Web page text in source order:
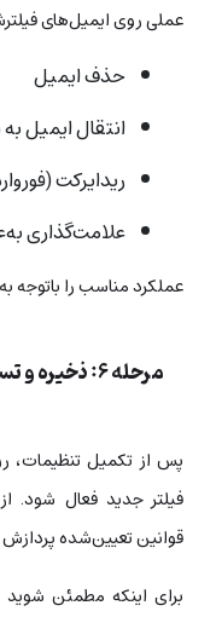
عملی روی ایمیل‌های
حذف ایمیل
انتقال
ریدایرکت
علامت‌گذاری
عملکرد مناسب را باتوجه
مرحله ۶: ذخیره و تست فیلتر
پس از تکمیل تنظیمات،
فیلتر جدید فعال شود.
قوانین تعیین‌شده
برای اینکه مطمئن